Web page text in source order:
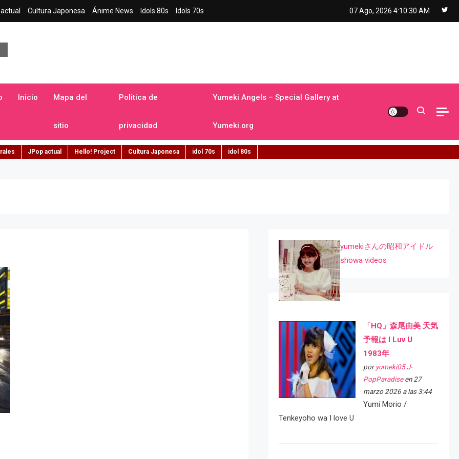
Cultura Japonesa Ánime News Idols 80s Idols 70s 07 Ago, 2026 4:10:31 AM
Inicio Mapa del
sitio
Politica de
privacidad
Yumeki Angels – Special Gallery at
Yumeki.org
JPop actual Hello! Project Cultura Japonesa idol 70s idol 80s
yumekiさんの昭和アイドル
showa videos
「HQ」森尾由美 天気
予報は I Luv U
1983年
por yumeki05 J-
PopParadiseen 27
marzo 2026 a las 3:44
Yumi Morio /
Tenkeyoho wa I love U